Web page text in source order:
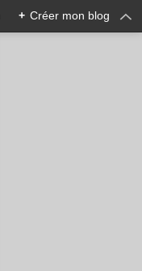
+ Créer mon blog